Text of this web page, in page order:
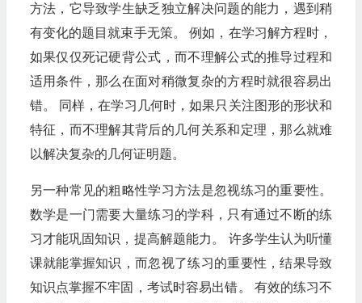
方法，它导致学生缺乏独立解决问题的能力，遇到稍
有变化的题目就束手无策。 例如，在学习解方程时，
如果仅仅死记硬背公式，而不理解公式的推导过程和
适用条件，那么在面对稍微复杂的方程时就很容易出
错。 同样，在学习几何时，如果只关注图形的形状和
特征，而不理解其背后的几何关系和定理，那么就难
以解决复杂的几何证明题。
另一种常见的粗略性学习方法是忽视练习的重要性。
数学是一门需要大量练习的学科，只有通过不断的练
习才能巩固知识，提高解题能力。 许多学生认为听懂
课就能掌握知识，而忽视了练习的重要性，结果导致
知识点掌握不牢固，考试时容易出错。 有效的练习不